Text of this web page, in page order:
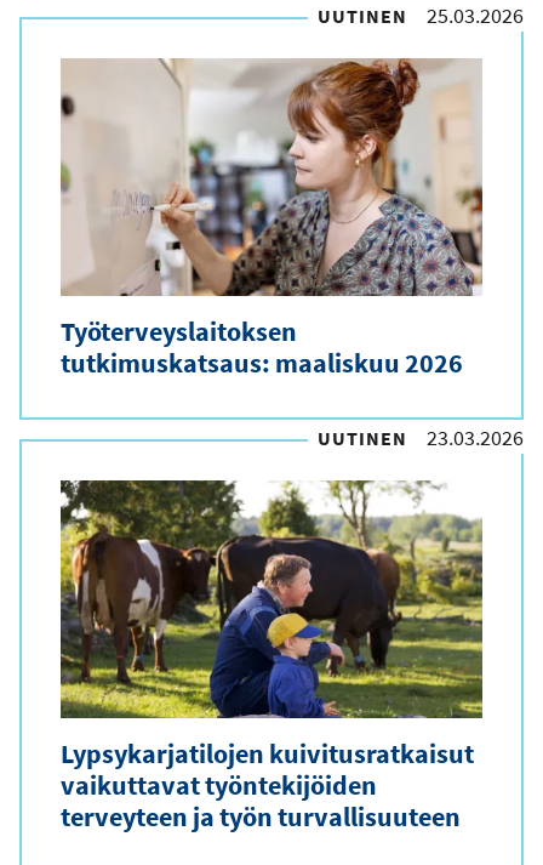
UUTINEN 25.03.2026
Työterveyslaitoksen
tutkimuskatsaus: maaliskuu 2026
UUTINEN 23.03.2026
Lypsykarjatilojen kuivitusratkaisut
vaikuttavat työntekijöiden
terveyteen ja työn turvallisuuteen